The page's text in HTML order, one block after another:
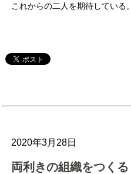
これからの二人を期待している。
2020年3月28日
両利きの組織をつくる